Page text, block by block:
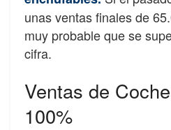
unas ventas finales de
muy probable que se
cifra.
Ventas de
100%